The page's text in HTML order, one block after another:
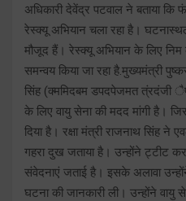
अधिकारी देवेंद्र पटवाल ने बताया कि
रेस्क्यू अभियान चला रहा है।
मौजूद हैं। रेस्क्यू अभियान के लिए निम
समन्वय किया जा रहा है.मुख्यमंत्री
सिंह (क्ममिदबम डपदपेजमत त्ंरदंजी
के लिए वायु सेना की मदद मांगी है।
दिया है। रक्षा मंत्री राजनाथ सिंह ने
गहरा दुख जताया है। उन्होंने ट्टीट
संवेदनाएं जताई है। इसके अलावा
घटना की जानकारी ली। उन्होंने वायु